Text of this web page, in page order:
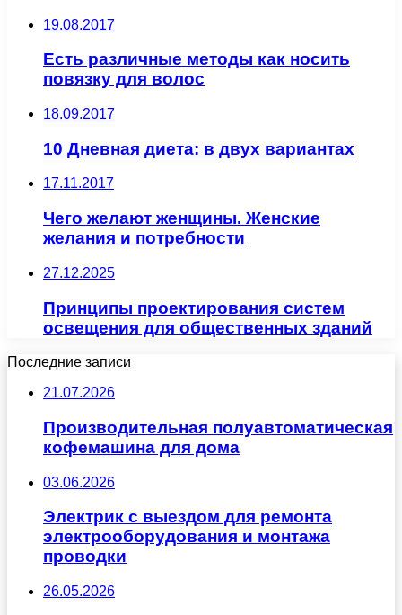
19.08.2017
Есть различные методы как носить
повязку для волос
18.09.2017
10 Дневная диета: в двух вариантах
17.11.2017
Чего желают женщины. Женские
желания и потребности
27.12.2025
Принципы проектирования систем
освещения для общественных зданий
Последние записи
21.07.2026
Производительная полуавтоматическая
кофемашина для дома
03.06.2026
Электрик с выездом для ремонта
электрооборудования и монтажа
проводки
26.05.2026